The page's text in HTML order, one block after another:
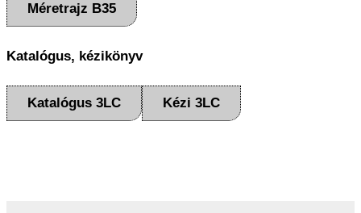
Méretrajz B35
Katalógus, kézikönyv
Katalógus 3LC Kézi 3LC